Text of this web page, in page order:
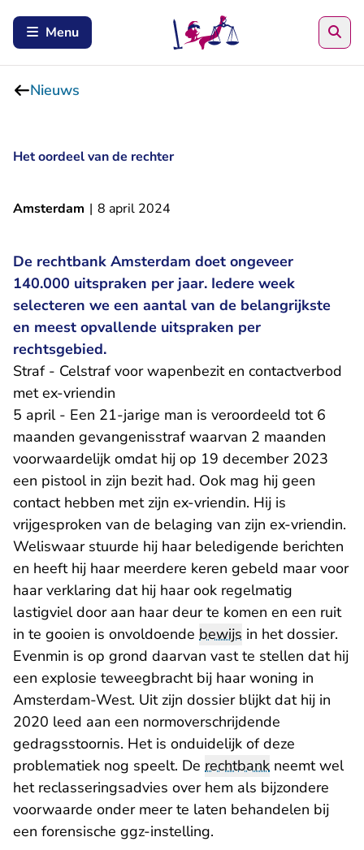
Menu
Nieuws
Het oordeel van de rechter
Amsterdam | 8 april 2024
De rechtbank Amsterdam doet ongeveer
140.000 uitspraken per jaar. Iedere week
selecteren we een aantal van de belangrijkste
en meest opvallende uitspraken per
rechtsgebied.
Straf - Celstraf voor wapenbezit en contactverbod
met ex-vriendin
5 april - Een 21-jarige man is veroordeeld tot 6
maanden gevangenisstraf waarvan 2 maanden
voorwaardelijk omdat hij op 19 december 2023
een pistool in zijn bezit had. Ook mag hij geen
contact hebben met zijn ex-vriendin. Hij is
vrijgesproken van de belaging van zijn ex-vriendin.
Weliswaar stuurde hij haar beledigende berichten
en heeft hij haar meerdere keren gebeld maar voor
haar verklaring dat hij haar ook regelmatig
lastigviel door aan haar deur te komen en een ruit
in te gooien is onvoldoende bewijs in het dossier.
Evenmin is op grond daarvan vast te stellen dat hij
een explosie teweegbracht bij haar woning in
Amsterdam-West. Uit zijn dossier blijkt dat hij in
2020 leed aan een normoverschrijdende
gedragsstoornis. Het is onduidelijk of deze
problematiek nog speelt. De rechtbank neemt wel
het reclasseringsadvies over hem als bijzondere
voorwaarde onder meer te laten behandelen bij
een forensische ggz-instelling.